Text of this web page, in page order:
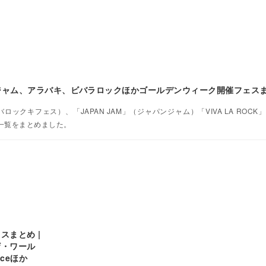
ム、アラバキ、ビバラロックほかゴールデンウィーク開催フェス
ックキフェス）、「JAPAN JAM」（ジャパンジャム）「VIVA LA ROCK
をまとめました。
まとめ |
ワール
ほか